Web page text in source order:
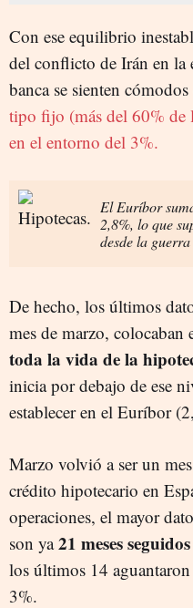
Con ese equilibrio
del conflicto de Irán en la
banca se sienten
tipo fijo (más del 60% de
en el entorno del 3%.
El Euríbor
2,8%, lo que
desde la
De hecho, los últimos
mes de marzo, colocaban
toda la vida de la
inicia por debajo de ese
establecer en el Euríbor
Marzo volvió a ser un
crédito hipotecario en
operaciones, el mayor
son ya21 meses
los últimos 14
3%.